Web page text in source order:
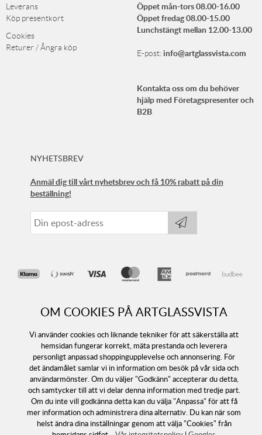
OM COOKIES PÅ ARTGLASSVISTA
Vi använder cookies och liknande tekniker för att säkerställa att
hemsidan fungerar korrekt, mäta prestanda och leverera
personligt anpassad shoppingupplevelse och annonsering. För
det ändamålet samlar vi in information om besök på vår sida och
användarmönster. Om du väljer "Godkänn" accepterar du detta,
och samtycker till att vi delar denna information med tredje part.
Om du inte vill godkänna detta kan du välja "Anpassa" för att få
mer information och administrera dina alternativ. Du kan när som
helst ändra dina inställningar genom att välja "Cookies" från
Leverans
Köp presentkort
Cookies
Returer / Ångra köp
Öppet mån-tors 08.00-16.00
Öppet fredag 08.00-15.00
Lunchstängt mellan 12.00-13.00
E-post:info@artglassvista.com
Kontakta oss om du behöver
hjälp med Företagspresenter och
B2B
NYHETSBREV
Anmäl dig till vårt nyhetsbrev och få 10% rabatt på din
beställning!
Följ oss